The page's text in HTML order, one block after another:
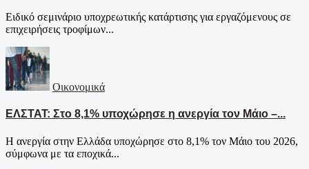
Ειδικό σεμινάριο υποχρεωτικής κατάρτισης για εργαζόμενους σε
επιχειρήσεις τροφίμων...
Οικονομικά
ΕΛΣΤΑΤ: Στο 8,1% υποχώρησε η ανεργία τον Μάιο –...
Η ανεργία στην Ελλάδα υποχώρησε στο 8,1% τον Μάιο του 2026,
σύμφωνα με τα εποχικά...